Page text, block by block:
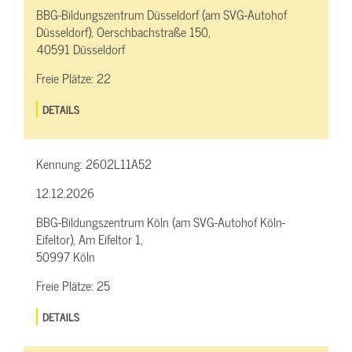
BBG-Bildungszentrum Düsseldorf (am SVG-Autohof
Düsseldorf), Oerschbachstraße 150,
40591 Düsseldorf
Freie Plätze:22
DETAILS
Kennung:2602L11A52
12.12.2026
BBG-Bildungszentrum Köln (am SVG-Autohof Köln-
Eifeltor), Am Eifeltor 1,
50997 Köln
Freie Plätze:25
DETAILS